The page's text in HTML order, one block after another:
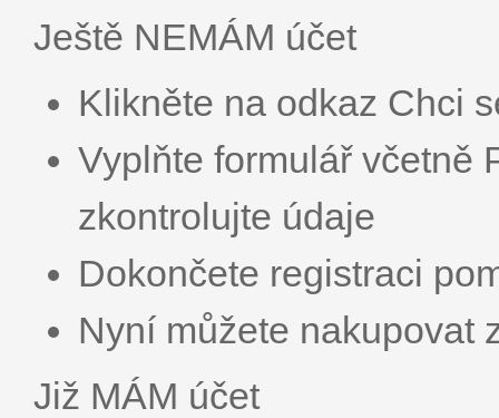
Ještě NEMÁM účet
Klikněte na odkaz Chci
Vyplňte formulář včetně
zkontrolujte údaje
Dokončete registraci
Nyní můžete nakupovat
Již MÁM účet